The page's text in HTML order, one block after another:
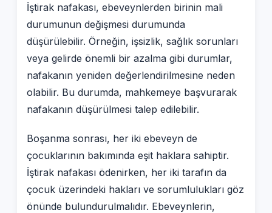
İştirak nafakası, ebeveynlerden birinin mali
durumunun değişmesi durumunda
düşürülebilir. Örneğin, işsizlik, sağlık sorunları
veya gelirde önemli bir azalma gibi durumlar,
nafakanın yeniden değerlendirilmesine neden
olabilir. Bu durumda, mahkemeye başvurarak
nafakanın düşürülmesi talep edilebilir.
Boşanma sonrası, her iki ebeveyn de
çocuklarının bakımında eşit haklara sahiptir.
İştirak nafakası ödenirken, her iki tarafın da
çocuk üzerindeki hakları ve sorumlulukları göz
önünde bulundurulmalıdır. Ebeveynlerin,